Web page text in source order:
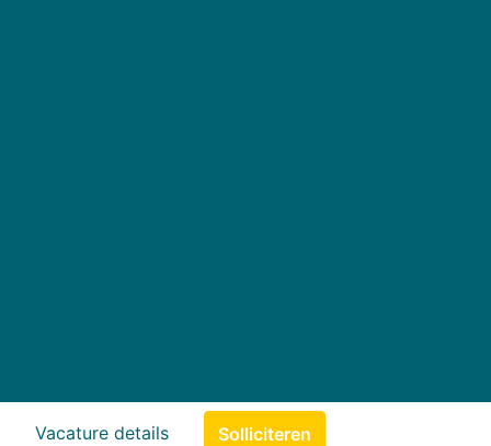
Vacature details Solliciteren